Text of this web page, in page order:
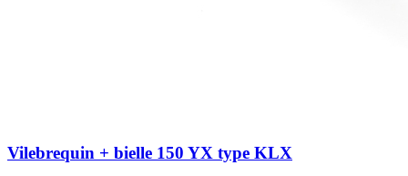
Vilebrequin + bielle 150 YX type KLX